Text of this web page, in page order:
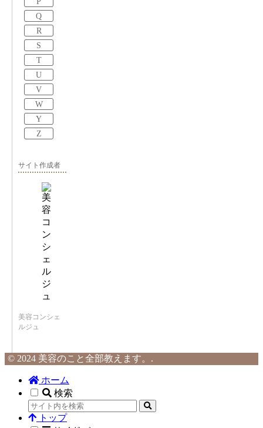
Q
R
S
T
U
V
W
Y
Z
サイト作成者
美容コンシェ
ルジュ
© 2024 美容のこと全部教えます。.
ホーム
検索
トップ